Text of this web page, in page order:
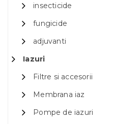
insecticide
fungicide
adjuvanti
Iazuri
Filtre si accesorii
Membrana iaz
Pompe de iazuri